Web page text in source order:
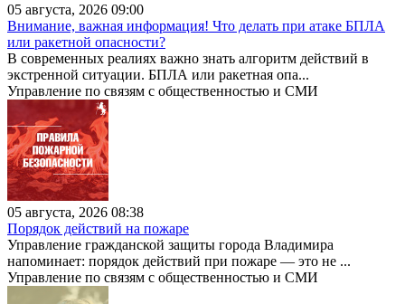
05 августа, 2026 09:00
Внимание, важная информация! Что делать при атаке БПЛА
или ракетной опасности?
В современных реалиях важно знать алгоритм действий в
экстренной ситуации. БПЛА или ракетная опа...
Управление по связям с общественностью и СМИ
05 августа, 2026 08:38
Порядок действий на пожаре
Управление гражданской защиты города Владимира
напоминает: порядок действий при пожаре — это не ...
Управление по связям с общественностью и СМИ